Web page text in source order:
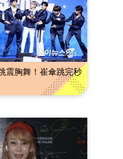
震胸舞！崔傘跳完秒